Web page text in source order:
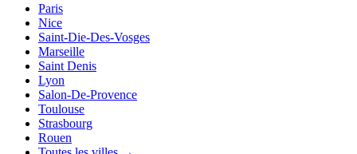
Paris
Nice
Saint-Die-Des-Vosges
Marseille
Saint Denis
Lyon
Salon-De-Provence
Toulouse
Strasbourg
Rouen